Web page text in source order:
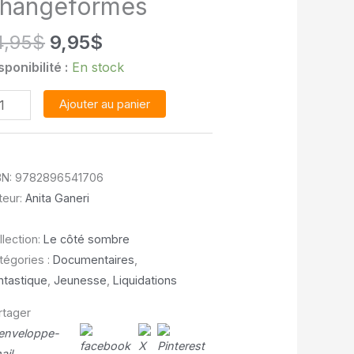
$ Le
prix
était :
14,95$.
9,95$
prix
est :
9,95$.
: En stock
Ajouter au panier
9782896541706
Anita Ganeri
Le côté sombre
:Documentaires
,Jeunesse ,Liquidations